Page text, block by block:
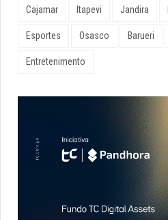
Cajamar Itapevi Jandira
Esportes Osasco Barueri
Entretenimento